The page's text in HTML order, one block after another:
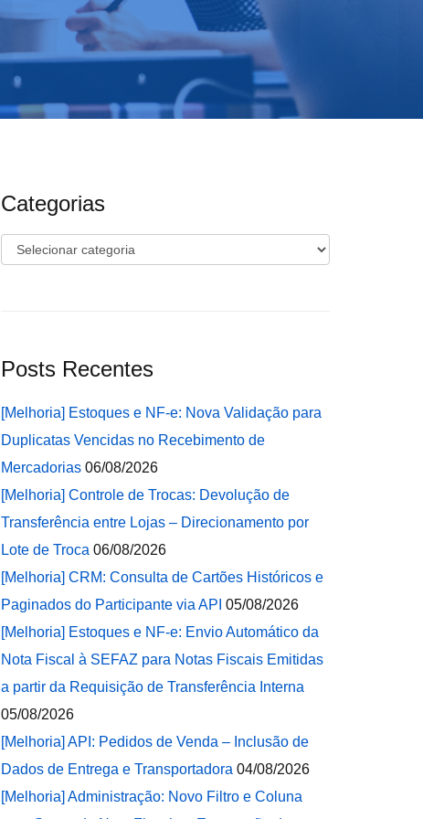
Categorias
Categorias
Posts Recentes
[Melhoria] Estoques e NF-e: Nova Validação para
Duplicatas Vencidas no Recebimento de
Mercadorias 06/08/2026
[Melhoria] Controle de Trocas: Devolução de
Transferência entre Lojas – Direcionamento por
Lote de Troca 06/08/2026
[Melhoria] CRM: Consulta de Cartões Históricos e
Paginados do Participante via API 05/08/2026
[Melhoria] Estoques e NF-e: Envio Automático da
Nota Fiscal à SEFAZ para Notas Fiscais Emitidas
a partir da Requisição de Transferência Interna
05/08/2026
[Melhoria] API: Pedidos de Venda – Inclusão de
Dados de Entrega e Transportadora 04/08/2026
[Melhoria] Administração: Novo Filtro e Coluna